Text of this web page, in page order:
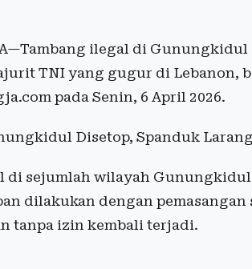
ilegal di
TNI yang gugur di Lebanon,
pada Senin, 6 April 2026.
Disetop, Spanduk
di sejumlah wilayah
dilakukan dengan
tanpa izin kembali terjadi.